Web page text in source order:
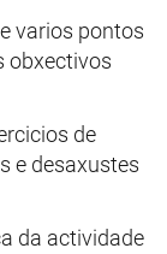
varios pontos
obxectivos
de
e desaxustes
da actividade